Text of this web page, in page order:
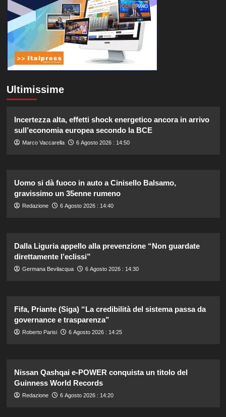
Ultimissime
Incertezza alta, effetti shock energetico ancora in arrivo
sull’economia europea secondo la BCE
Marco Vaccarella 6 Agosto 2026 : 14:50
Uomo si dà fuoco in auto a Cinisello Balsamo,
gravissimo un 35enne rumeno
Redazione 6 Agosto 2026 : 14:40
Dalla Liguria appello alla prevenzione “Non guardate
direttamente l’eclissi”
Germana Bevilacqua 6 Agosto 2026 : 14:30
Fifa, Priante (Siga) “La credibilità del sistema passa da
governance e trasparenza”
Roberto Parisi 6 Agosto 2026 : 14:25
Nissan Qashqai e-POWER conquista un titolo del
Guinness World Records
Redazione 6 Agosto 2026 : 14:20